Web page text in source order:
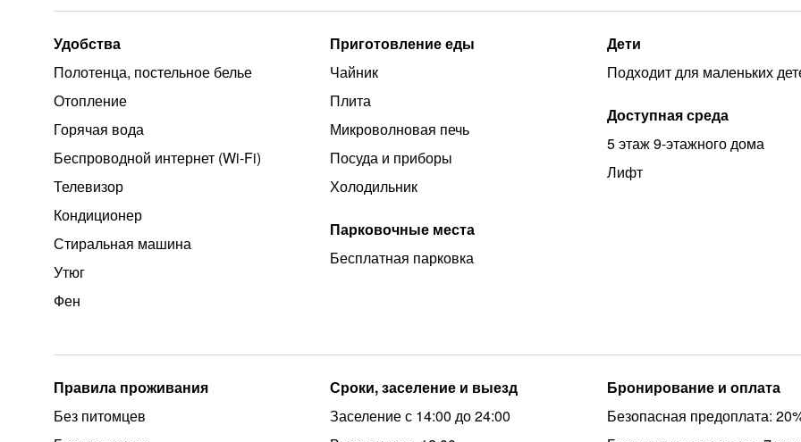
Удобства
Полотенца, постельное белье
Отопление
Горячая вода
Беспроводной интернет (Wi‑Fi)
Телевизор
Кондиционер
Стиральная машина
Утюг
Фен
Приготовление еды
Чайник
Плита
Микроволновая печь
Посуда и приборы
Холодильник
Парковочные места
Бесплатная парковка
Дети
Подходит для маленьких
Доступная среда
5 этаж 9-этажного дома
Лифт
Правила проживания
Без питомцев
Сроки, заселение и выезд
Заселение с 14:00 до 24:00
Бронирование и оплата
Безопасная предоплата: